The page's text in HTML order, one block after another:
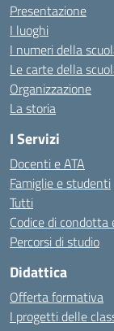
Presentazione
I luoghi
I numeri della
Le carte della
Organizzazione
La storia
I Servizi
Docenti e ATA
Famiglie e studenti
Tutti
Codice di condotta
Percorsi di studio
Didattica
Offerta formativa
I progetti delle